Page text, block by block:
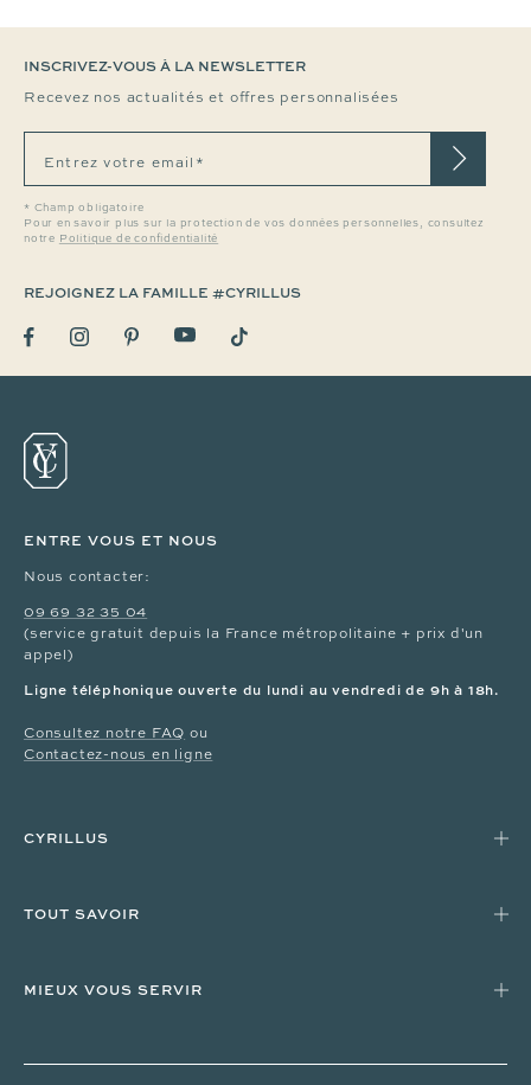
INSCRIVEZ-VOUS À LA NEWSLETTER
Recevez nos actualités et offres personnalisées
Entrez votre email*
* Champ obligatoire
Pour en savoir plus sur la protection de vos données personnelles, consultez
notre Politique de confidentialité
REJOIGNEZ LA FAMILLE #CYRILLUS
ENTRE VOUS ET NOUS
Nous contacter:
09 69 32 35 04
(service gratuit depuis la France métropolitaine + prix d'un
appel)
Ligne téléphonique ouverte du lundi au vendredi de 9h à 18h.
Consultez notre FAQ ou
Contactez-nous en ligne
CYRILLUS
TOUT SAVOIR
MIEUX VOUS SERVIR